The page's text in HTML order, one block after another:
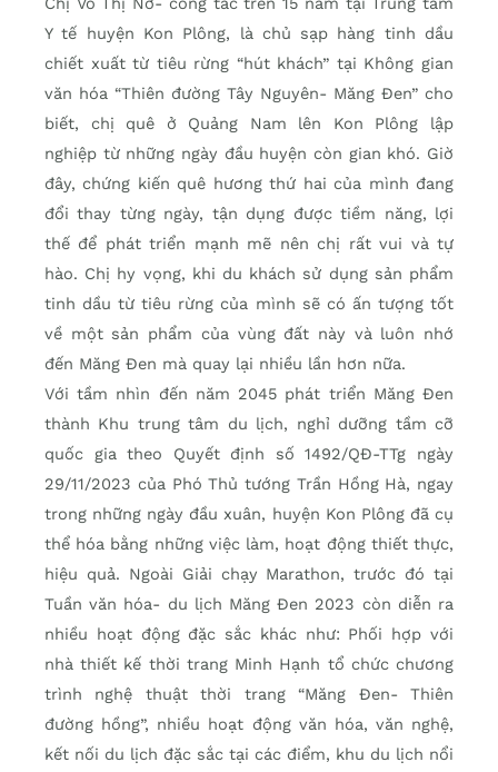
Y tế huyện Kon Plông, là chủ sạp hàng tinh dầu
chiết xuất từ tiêu rừng “hút khách” tại Không gian
văn hóa “Thiên đường Tây Nguyên- Măng Đen” cho
biết, chị quê ở Quảng Nam lên Kon Plông lập
nghiệp từ những ngày đầu huyện còn gian khó. Giờ
đây, chứng kiến quê hương thứ hai của mình đang
đổi thay từng ngày, tận dụng được tiềm năng, lợi
thế để phát triển mạnh mẽ nên chị rất vui và tự
hào. Chị hy vọng, khi du khách sử dụng sản phẩm
tinh dầu từ tiêu rừng của mình sẽ có ấn tượng tốt
về một sản phẩm của vùng đất này và luôn nhớ
đến Măng Đen mà quay lại nhiều lần hơn nữa.
Với tầm nhìn đến năm 2045 phát triển Măng Đen
thành Khu trung tâm du lịch, nghỉ dưỡng tầm cỡ
quốc gia theo Quyết định số 1492/QĐ-TTg ngày
29/11/2023 của Phó Thủ tướng Trần Hồng Hà, ngay
trong những ngày đầu xuân, huyện Kon Plông đã cụ
thể hóa bằng những việc làm, hoạt động thiết thực,
hiệu quả. Ngoài Giải chạy Marathon, trước đó tại
Tuần văn hóa- du lịch Măng Đen 2023 còn diễn ra
nhiều hoạt động đặc sắc khác như: Phối hợp với
nhà thiết kế thời trang Minh Hạnh tổ chức chương
trình nghệ thuật thời trang “Măng Đen- Thiên
đường hồng”, nhiều hoạt động văn hóa, văn nghệ,
kết nối du lịch đặc sắc tại các điểm, khu du lịch nổi